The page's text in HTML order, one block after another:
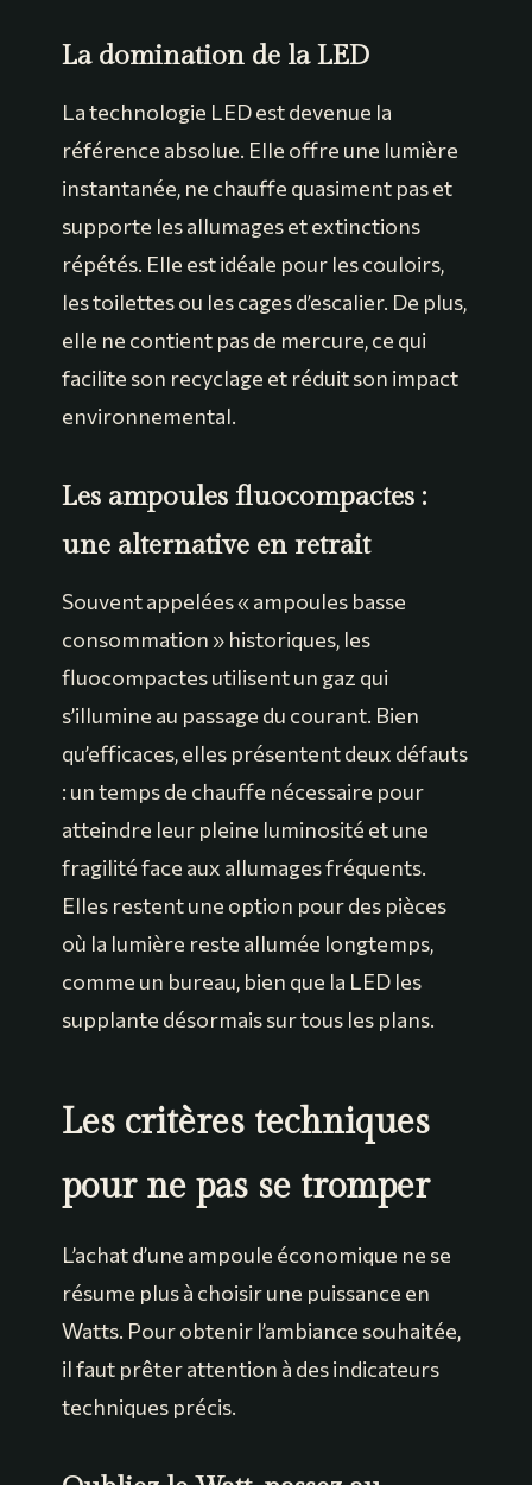
La domination de la LED
La technologie LED est devenue la
référence absolue. Elle offre une lumière
instantanée, ne chauffe quasiment pas et
supporte les allumages et extinctions
répétés. Elle est idéale pour les couloirs,
les toilettes ou les cages d’escalier. De plus,
elle ne contient pas de mercure, ce qui
facilite son recyclage et réduit son impact
environnemental.
Les ampoules fluocompactes :
une alternative en retrait
Souvent appelées « ampoules basse
consommation » historiques, les
fluocompactes utilisent un gaz qui
s’illumine au passage du courant. Bien
qu’efficaces, elles présentent deux défauts
: un temps de chauffe nécessaire pour
atteindre leur pleine luminosité et une
fragilité face aux allumages fréquents.
Elles restent une option pour des pièces
où la lumière reste allumée longtemps,
comme un bureau, bien que la LED les
supplante désormais sur tous les plans.
Les critères techniques
pour ne pas se tromper
L’achat d’une ampoule économique ne se
résume plus à choisir une puissance en
Watts. Pour obtenir l’ambiance souhaitée,
il faut prêter attention à des indicateurs
techniques précis.